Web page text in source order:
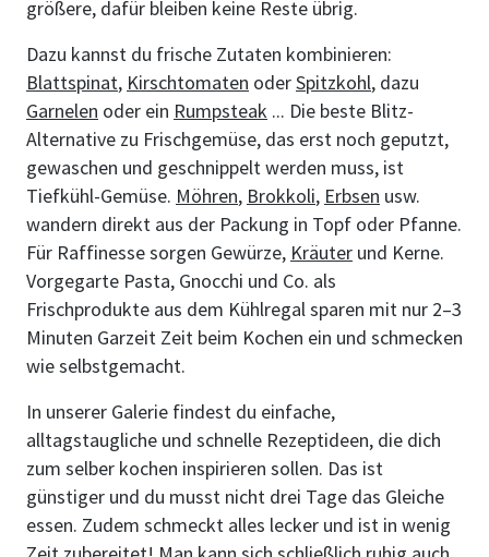
größere, dafür bleiben keine Reste übrig.
Dazu kannst du frische Zutaten kombinieren:
Blattspinat, Kirschtomaten oderSpitzkohl, dazu
Garnelen oder ein Rumpsteak ... Die beste Blitz-
Alternative zu Frischgemüse, das erst noch geputzt,
gewaschen und geschnippelt werden muss, ist
Tiefkühl-Gemüse. Möhren, Brokkoli, Erbsen usw.
wandern direkt aus der Packung in Topf oder Pfanne.
Für Raffinesse sorgen Gewürze, Kräuter und Kerne.
Vorgegarte Pasta, Gnocchi und Co. als
Frischprodukte aus dem Kühlregal sparen mit nur 2–3
Minuten Garzeit Zeit beim Kochen ein und schmecken
wie selbstgemacht.
In unserer Galerie findest du einfache,
alltagstaugliche und schnelle Rezeptideen, die dich
zum selber kochen inspirieren sollen. Das ist
günstiger und du musst nicht drei Tage das Gleiche
essen. Zudem schmeckt alles lecker und ist in wenig